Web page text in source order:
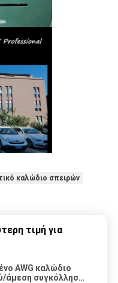
καλώδιο σπειρών
τιμή για
AWG καλώδιο
άμεση συγκόλληση